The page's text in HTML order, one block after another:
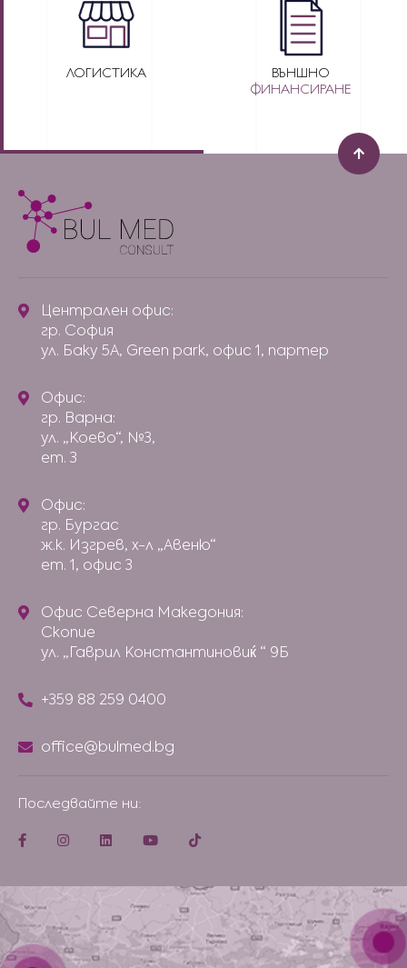
ЛОГИСТИКА
ВЪНШНО
ФИНАНСИРАНЕ
Централен офис:
гр. София
ул. Баку 5А, Green park, офис 1, партер
Офис:
гр. Варна:
ул. „Коево“, №3,
ет. 3
Офис:
гр. Бургас
ж.к. Изгрев, х-л „Авеню“
ет. 1, офис 3
Офис Северна Македония:
Скопие
ул. „Гаврил Константиновиќ “ 9Б
+359 88 259 0400
office@bulmed.bg
Последвайте ни: